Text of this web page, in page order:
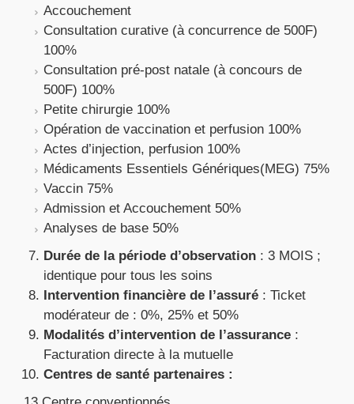
Accouchement
Consultation curative (à concurrence de 500F)
100%
Consultation pré-post natale (à concours de
500F) 100%
Petite chirurgie 100%
Opération de vaccination et perfusion 100%
Actes d’injection, perfusion 100%
Médicaments Essentiels Génériques(MEG) 75%
Vaccin 75%
Admission et Accouchement 50%
Analyses de base 50%
Durée de la période d’observation : 3 MOIS ;
identique pour tous les soins
Intervention financière de l’assuré : Ticket
modérateur de : 0%, 25% et 50%
Modalités d’intervention de l’assurance :
Facturation directe à la mutuelle
Centres de santé partenaires :